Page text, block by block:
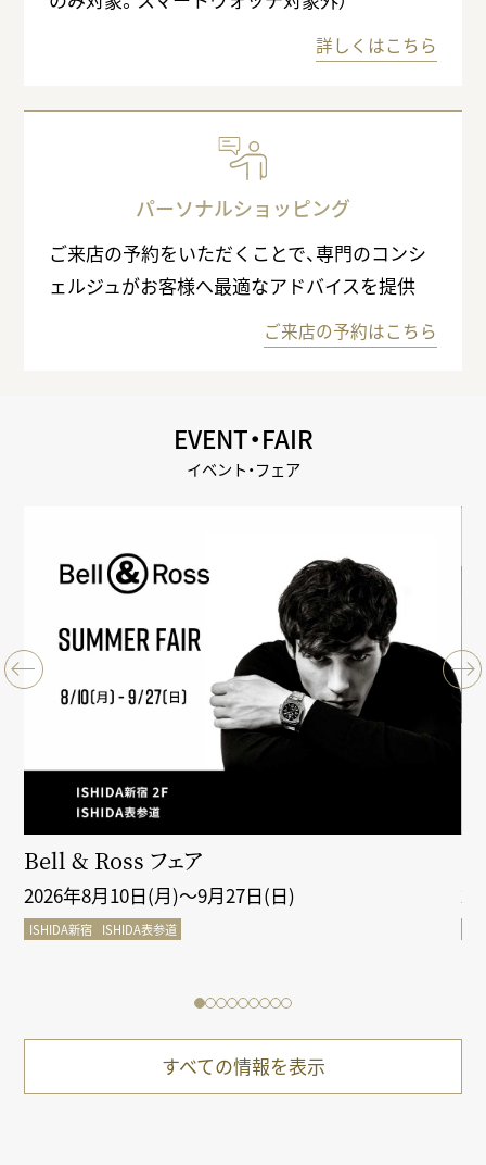
詳しくはこちら
パーソナルショッピング
ご来店の予約をいただくことで、専門のコンシ
ェルジュがお客様へ最適なアドバイスを提供
ご来店の予約はこちら
EVENT・FAIR
イベント・フェア
Bell & Ross フェア
2026年8月10日(月)～9月27日(日)
ISHIDA新宿 ISHIDA表参道
すべての情報を表示